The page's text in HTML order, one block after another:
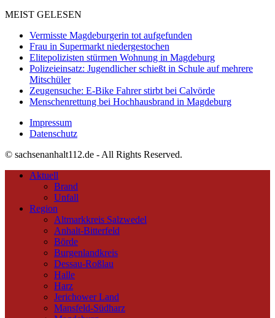
MEIST GELESEN
Vermisste Magdeburgerin tot aufgefunden
Frau in Supermarkt niedergestochen
Elitepolizisten stürmen Wohnung in Magdeburg
Polizeieinsatz: Jugendlicher schießt in Schule auf mehrere
Mitschüler
Zeugensuche: E-Bike Fahrer stirbt bei Calvörde
Menschenrettung bei Hochhausbrand in Magdeburg
Impressum
Datenschutz
© sachsenanhalt112.de - All Rights Reserved.
Aktuell
Brand
Unfall
Region
Altmarkkreis Salzwedel
Anhalt-Bitterfeld
Börde
Burgenlandkreis
Dessau-Roßlau
Halle
Harz
Jerichower Land
Mansfeld-Südharz